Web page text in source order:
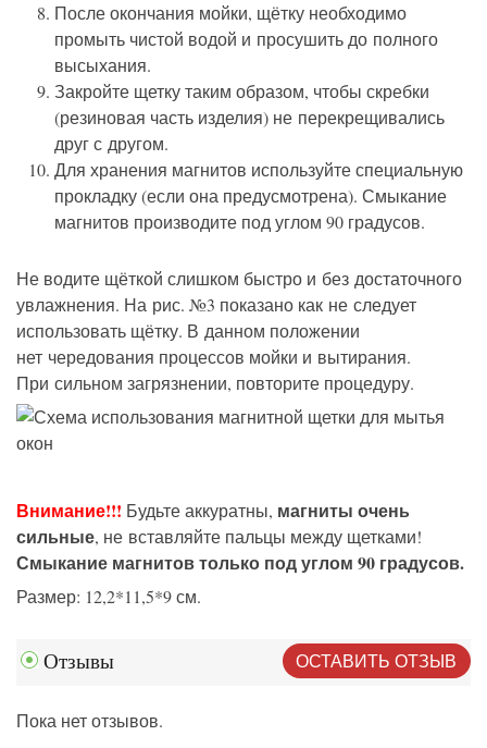
После окончания мойки, щётку необходимо
промыть чистой водой и просушить до полного
высыхания.
Закройте щетку таким образом, чтобы скребки
(резиновая часть изделия) не перекрещивались
друг с другом.
Для хранения магнитов используйте специальную
прокладку (если она предусмотрена). Смыкание
магнитов производите под углом 90 градусов.
Не водите щёткой слишком быстро и без достаточного
увлажнения. На рис. №3 показано как не следует
использовать щётку. В данном положении
нет чередования процессов мойки и вытирания.
При сильном загрязнении, повторите процедуру.
Внимание!!! Будьте аккуратны, магниты очень
сильные, не вставляйте пальцы между щетками!
Смыкание магнитов только под углом 90 градусов.
Размер: 12,2*11,5*9 см.
Отзывы ОСТАВИТЬ ОТЗЫВ
Пока нет отзывов.